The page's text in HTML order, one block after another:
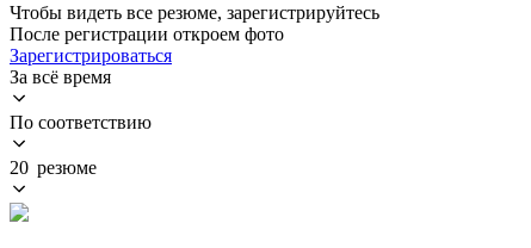
Чтобы видеть все резюме, зарегистрируйтесь
После регистрации откроем фото
Зарегистрироваться
За всё время
По соответствию
20 резюме